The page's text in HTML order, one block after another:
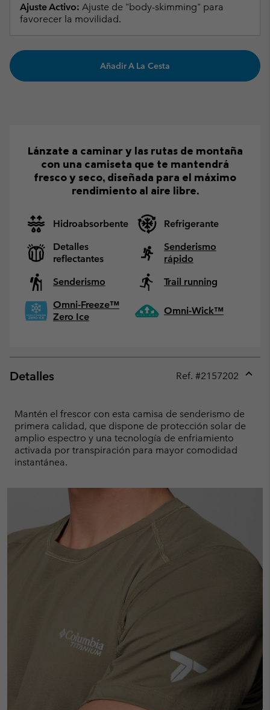
Ajuste Activo: Ajuste de "body-skimming" para
favorecer la movilidad.
Añadir A La Cesta
Lánzate a caminar y las rutas de montaña
con una camiseta que te mantendrá
fresco y seco, diseñada para el máximo
rendimiento al aire libre.
Hidroabsorbente
Refrigerante
Detalles
reflectantes
Senderismo
rápido
Senderismo
Trail running
Omni-Freeze™
Zero Ice
Omni-Wick™
Detalles Ref. #2157202
Mantén el frescor con esta camisa de senderismo de
primera calidad, que dispone de protección solar de
amplio espectro y una tecnología de enfriamiento
activada por transpiración para mayor comodidad
instantánea.